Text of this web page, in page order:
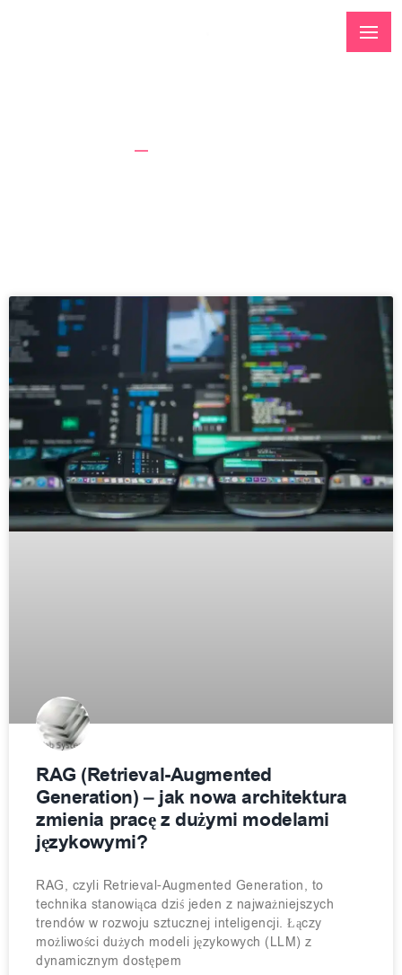
RAG (Retrieval-Augmented
Generation) – jak nowa architektura
zmienia pracę z dużymi modelami
językowymi?
RAG, czyli Retrieval-Augmented Generation, to
technika stanowiąca dziś jeden z najważniejszych
trendów w rozwoju sztucznej inteligencji. Łączy
możliwości dużych modeli językowych (LLM) z
dynamicznym dostępem